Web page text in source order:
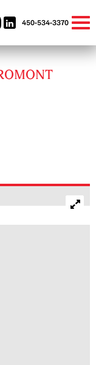
450-534-3370